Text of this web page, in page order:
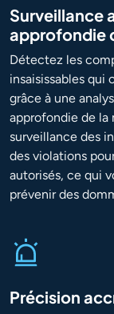
Surveillance
approfondie
Détectez les
insaisissables
grâce à une
approfondie de la
surveillance des
des violations
autorisés, ce qui
prévenir des
Précision